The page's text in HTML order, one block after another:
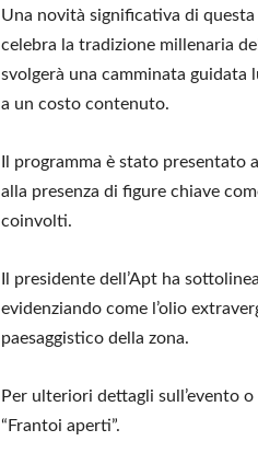
Una novità significativa di questa
celebra la tradizione millenaria
svolgerà una camminata guidata
a un costo contenuto.
Il programma è stato presentato
alla presenza di figure chiave
coinvolti.
Il presidente dell’Apt ha
evidenziando come l’olio
paesaggistico della zona.
Per ulteriori dettagli sull’evento
“Frantoi aperti”.